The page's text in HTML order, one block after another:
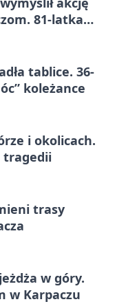
81-latka
tablice. 36-
koleżance
i okolicach.
tragedii
trasy
w góry.
w Karpaczu